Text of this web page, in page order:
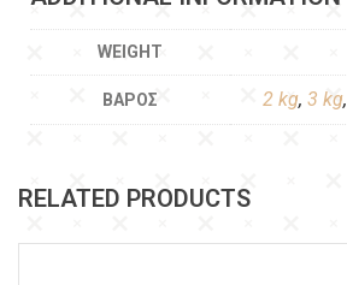
WEIGHT
ΒΆΡΟΣ 2 kg, 3 kg,
RELATED PRODUCTS